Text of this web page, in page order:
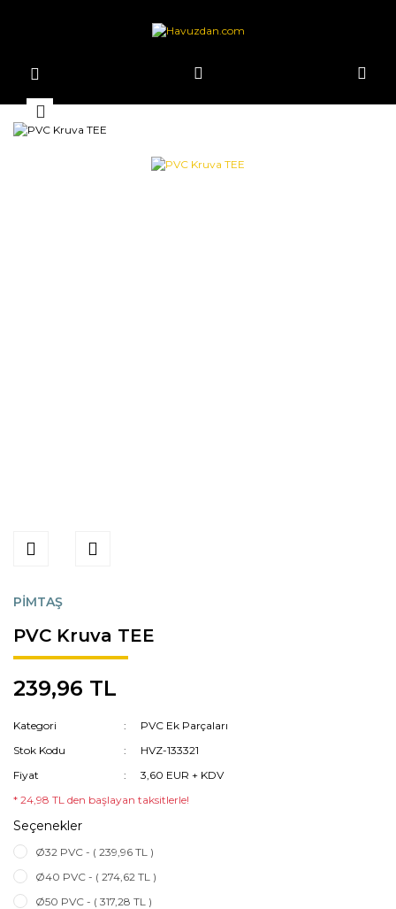
PİMTAŞ
PVC Kruva TEE
239,96 TL
Kategori
PVC Ek Parçaları
Stok Kodu
HVZ-133321
Fiyat
3,60 EUR + KDV
* 24,98 TL den başlayan taksitlerle!
Seçenekler
Ø32 PVC - ( 239,96 TL )
Ø40 PVC - ( 274,62 TL )
Ø50 PVC - ( 317,28 TL )